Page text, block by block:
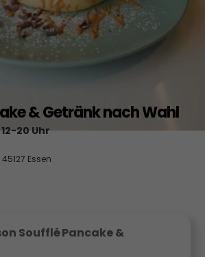
& Getränk nach Wahl
20 Uhr
Essen
Soufflé Pancake &